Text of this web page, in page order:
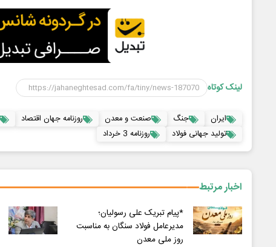
لینک کوتاه
ایران جنگ صنعت و معدن روزنامه جهان اقتصاد
تولید جهانی فولاد
روزنامه 3 خرداد
اخبار مرتبط
*پیام تبریک علی رسولیان؛
مدیرعامل فولاد سنگان به مناسبت
روز ملی معدن